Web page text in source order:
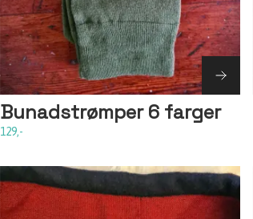
Bunadstrømper 6 farger
129,-